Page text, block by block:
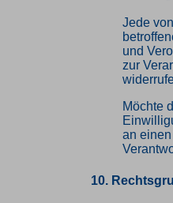
Jede
und
zur
Möchte
an
10.